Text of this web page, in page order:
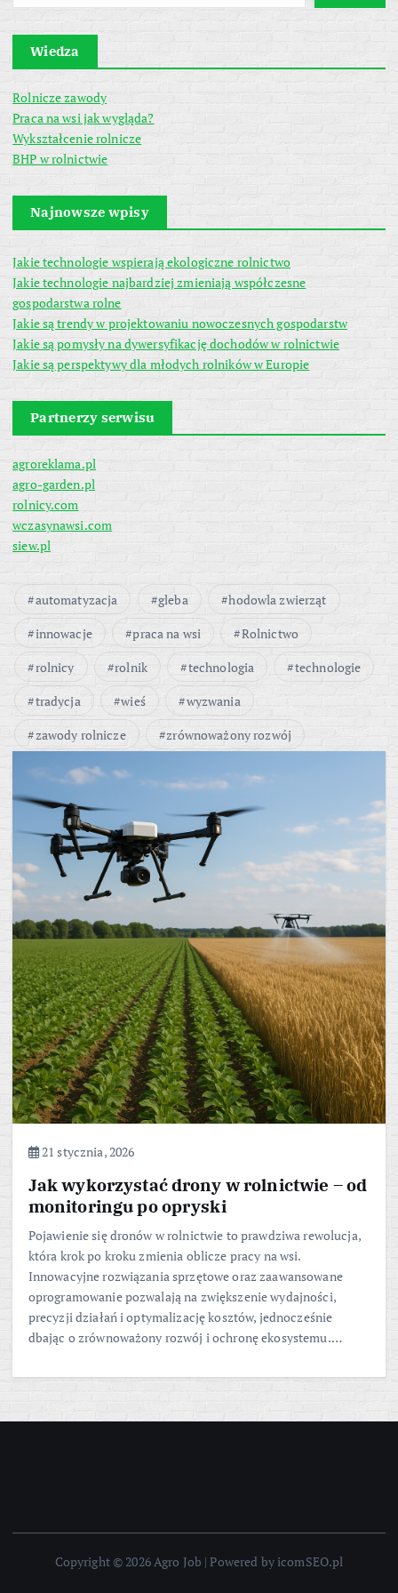
Wiedza
Rolnicze zawody
Praca na wsi jak wygląda?
Wykształcenie rolnicze
BHP w rolnictwie
Najnowsze wpisy
Jakie technologie wspierają ekologiczne rolnictwo
Jakie technologie najbardziej zmieniają współczesne
gospodarstwa rolne
Jakie są trendy w projektowaniu nowoczesnych gospodarstw
Jakie są pomysły na dywersyfikację dochodów w rolnictwie
Jakie są perspektywy dla młodych rolników w Europie
Partnerzy serwisu
agroreklama.pl
agro-garden.pl
rolnicy.com
wczasynawsi.com
siew.pl
automatyzacja gleba
hodowla zwierząt
innowacje
praca na wsi
Rolnictwo
rolnicy
rolnik technologia
technologie
tradycja
wieś
wyzwania
zawody rolnicze
zrównoważony rozwój
21 stycznia, 2026
Jak wykorzystać drony w rolnictwie – od
monitoringu po opryski
Pojawienie się dronów w rolnictwie to prawdziwa rewolucja,
która krok po kroku zmienia oblicze pracy na wsi.
Innowacyjne rozwiązania sprzętowe oraz zaawansowane
oprogramowanie pozwalają na zwiększenie wydajności,
precyzji działań i optymalizację kosztów, jednocześnie
dbając o zrównoważony rozwój i ochronę ekosystemu.…
Copyright © 2026 Agro Job | Powered by icomSEO.pl